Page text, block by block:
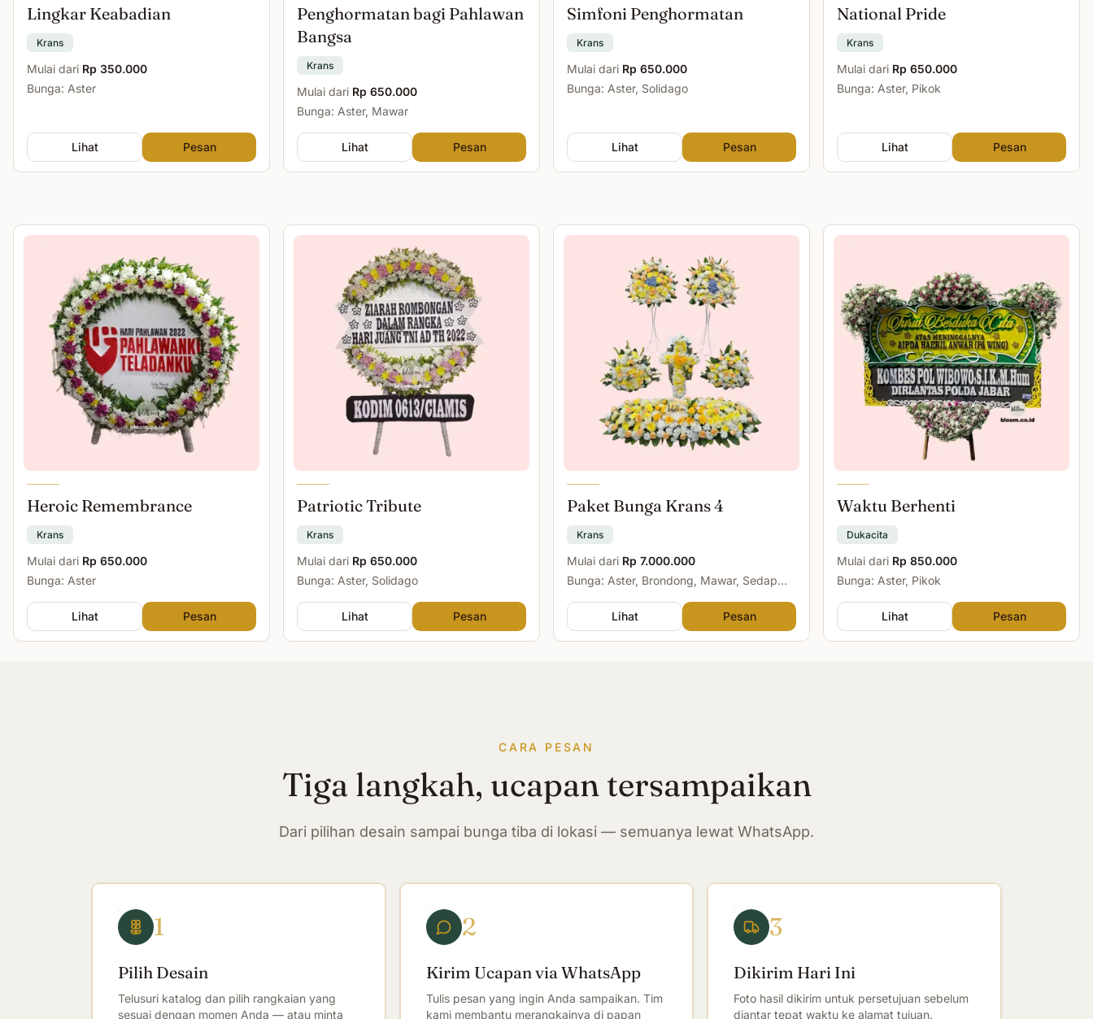
Lingkar Keabadian
Krans
Mulai dari Rp 350.000
Bunga: Aster
Lihat Pesan
Penghormatan bagi Pahlawan
Bangsa
Krans
Mulai dari Rp 650.000
Bunga: Aster, Mawar
Lihat Pesan
Simfoni Penghormatan
Krans
Mulai dari Rp 650.000
Bunga: Aster, Solidago
Lihat Pesan
National Pride
Krans
Mulai dari Rp 650.000
Bunga: Aster, Pikok
Lihat Pesan
Heroic Remembrance
Krans
Mulai dari Rp 650.000
Bunga: Aster
Lihat Pesan
Patriotic Tribute
Krans
Mulai dari Rp 650.000
Bunga: Aster, Solidago
Lihat Pesan
Paket Bunga Krans 4
Krans
Mulai dari Rp 7.000.000
Bunga: Aster, Brondong, Mawar, Sedap
Lihat
Pesan
Waktu Berhenti
Dukacita
Mulai dari Rp 850.000
Bunga: Aster, Pikok
Lihat Pesan
CARA PESAN
Tiga langkah, ucapan tersampaikan
Dari pilihan desain sampai bunga tiba di lokasi — semuanya lewat WhatsApp.
1
Pilih Desain
Telusuri katalog dan pilih rangkaian yang
sesuai dengan momen Anda — atau minta
2
Kirim Ucapan via WhatsApp
Tulis pesan yang ingin Anda sampaikan. Tim
kami membantu merangkainya di papan
3
Dikirim Hari Ini
Foto hasil dikirim untuk persetujuan sebelum
diantar tepat waktu ke alamat tujuan.